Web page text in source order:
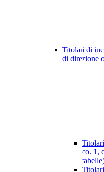
Titolari di
di direzione
co. 1,
tabelle)